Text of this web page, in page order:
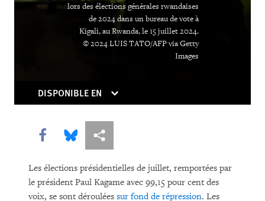
lors des élections générales rwandaises
de 2024 dans un bureau de vote à
Kigali, au Rwanda, le 15 juillet 2024.
© 2024 LUIS TATO/AFP via Getty
Images
DISPONIBLE EN
Share this via Facebook
Share this via Bluesky
Share this via Partagez
Les élections présidentielles de juillet, remportées par
le président Paul Kagame avec 99,15 pour cent des
voix, se sont déroulées sur fond de répression. Les